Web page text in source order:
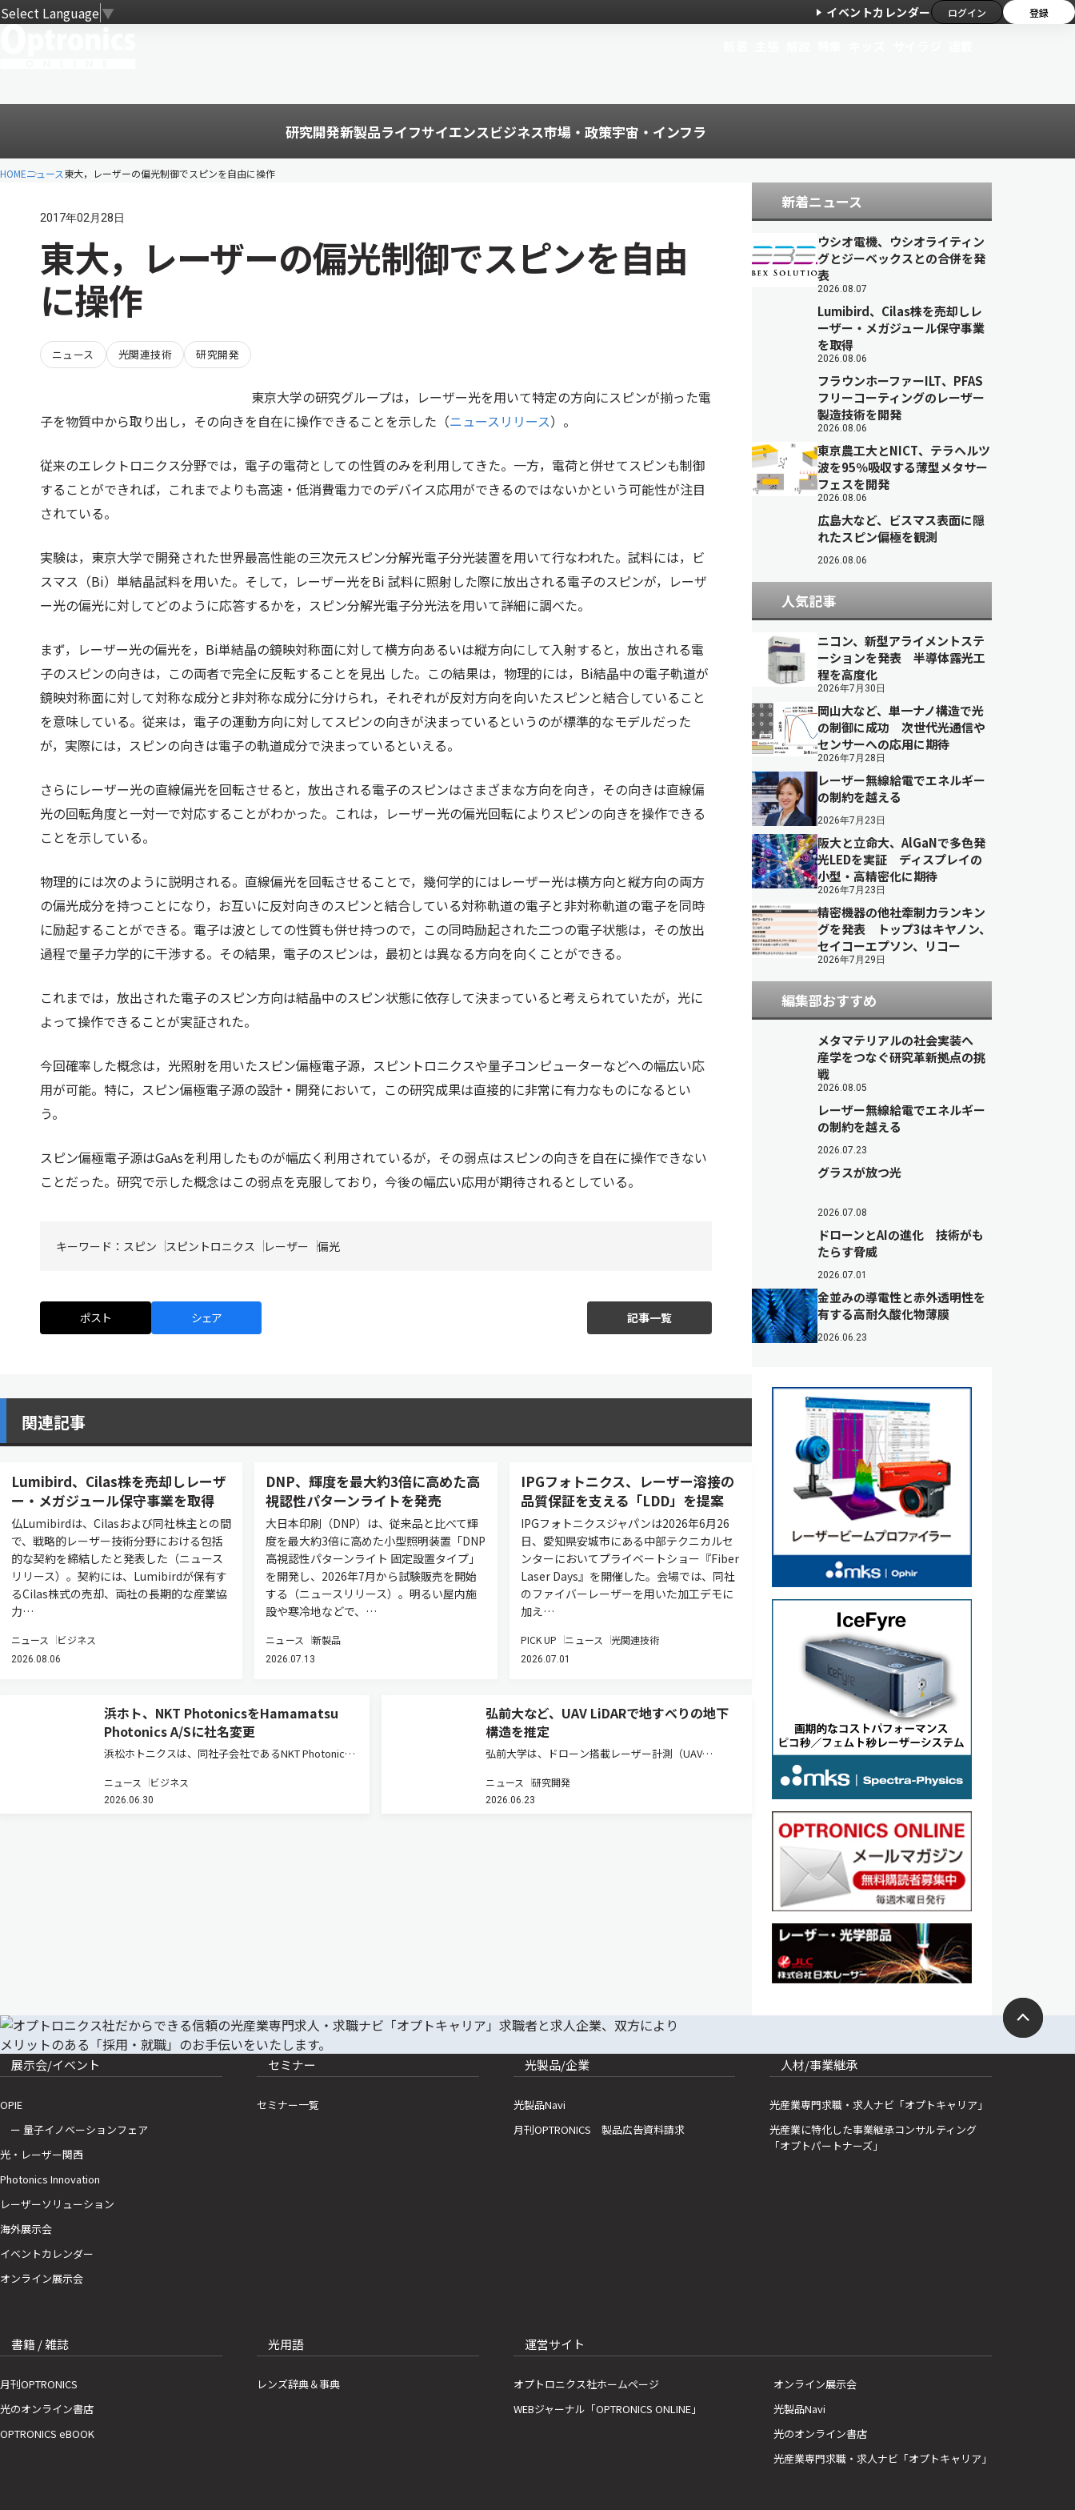
Select Language▼ イベントカレンダー ログイン 登録
研究開発新製品ライフサイエンスビジネス市場・政策宇宙・インフラ
HOMEニュース東大，レーザーの偏光制御でスピンを自由に操作
2017年02月28日
東大，レーザーの偏光制御でスピンを自由
に操作
ニュース 光関連技術 研究開発
東京大学の研究グループは，レーザー光を用いて特定の方向にスピンが揃った電
子を物質中から取り出し，その向きを自在に操作できることを示した（ニュースリリース）。
従来のエレクトロニクス分野では，電子の電荷としての性質のみを利用してきた。一方，電荷と併せてスピンも制御
することができれば，これまでよりも高速・低消費電力でのデバイス応用ができるのではないかという可能性が注目
されている。
実験は，東京大学で開発された世界最高性能の三次元スピン分解光電子分光装置を用いて行なわれた。試料には，ビ
スマス（Bi）単結晶試料を用いた。そして，レーザー光をBi 試料に照射した際に放出される電子のスピンが，レーザ
ー光の偏光に対してどのように応答するかを，スピン分解光電子分光法を用いて詳細に調べた。
まず，レーザー光の偏光を，Bi単結晶の鏡映対称面に対して横方向あるいは縦方向にして入射すると，放出される電
子のスピンの向きは，この両者で完全に反転することを見出 した。この結果は，物理的には，Bi結晶中の電子軌道が
鏡映対称面に対して対称な成分と非対称な成分に分けられ，それぞれが反対方向を向いたスピンと結合していること
を意味している。従来は，電子の運動方向に対してスピンの向きが決まっているというのが標準的なモデルだった
が，実際には，スピンの向きは電子の軌道成分で決まっているといえる。
さらにレーザー光の直線偏光を回転させると，放出される電子のスピンはさまざまな方向を向き，その向きは直線偏
光の回転角度と一対一で対応することがわかった。これは，レーザー光の偏光回転によりスピンの向きを操作できる
ことを示している。
物理的には次のように説明される。直線偏光を回転させることで，幾何学的にはレーザー光は横方向と縦方向の両方
の偏光成分を持つことになり，お互いに反対向きのスピンと結合している対称軌道の電子と非対称軌道の電子を同時
に励起することができる。電子は波としての性質も併せ持つので，この同時励起された二つの電子状態は，その放出
過程で量子力学的に干渉する。その結果，電子のスピンは，最初とは異なる方向を向くことができる。
これまでは，放出された電子のスピン方向は結晶中のスピン状態に依存して決まっていると考えられていたが，光に
よって操作できることが実証された。
今回確率した概念は，光照射を用いたスピン偏極電子源，スピントロニクスや量子コンピューターなどへの幅広い応
用が可能。特に，スピン偏極電子源の設計・開発において，この研究成果は直接的に非常に有力なものになるとい
う。
スピン偏極電子源はGaAsを利用したものが幅広く利用されているが，その弱点はスピンの向きを自在に操作できない
ことだった。研究で示した概念はこの弱点を克服しており，今後の幅広い応用が期待されるとしている。
キーワード： スピン スピントロニクス レーザー 偏光
ポスト シェア 記事一覧
関連記事
Lumibird、Cilas株を売却しレーザ
ー・メガジュール保守事業を取得
仏Lumibirdは、Cilasおよび同社株主との間
で、戦略的レーザー技術分野における包括
的な契約を締結したと発表した（ニュース
リリース）。契約には、Lumibirdが保有す
るCilas株式の売却、両社の長期的な産業協
力…
ニュース ビジネス
2026.08.06
DNP、輝度を最大約3倍に高めた高
視認性パターンライトを発売
大日本印刷（DNP）は、従来品と比べて輝
度を最大約3倍に高めた小型照明装置「DNP
高視認性パターンライト 固定設置タイプ」
を開発し、2026年7月から試験販売を開始
する（ニュースリリース）。明るい屋内施
設や寒冷地などで、…
ニュース 新製品
2026.07.13
IPGフォトニクス、レーザー溶接の
品質保証を支える「LDD」を提案
IPGフォトニクスジャパンは2026年6月26
日、愛知県安城市にある中部テクニカルセ
ンターにおいてプライベートショー『Fiber
Laser Days』を開催した。会場では、同社
のファイバーレーザーを用いた加工デモに
加え…
PICK UP ニュース 光関連技術
2026.07.01
浜ホト、NKT PhotonicsをHamamatsu
Photonics A/Sに社名変更
浜松ホトニクスは、同社子会社であるNKT Photonics
Photonics A/Sに変更し、浜松ホトニクスグループに
おけるレーザ＆ファイバ事業ユニットとし…
ニュース ビジネス
2026.06.30
弘前大など、UAV LiDARで地すべりの地下
構造を推定
弘前大学は、ドローン搭載レーザー計測（UAV
下にある「すべり面」の形状を推定する新たな技術を
開発したと発表した（ニュースリリース）。 図 ドロ
ニュース 研究開発
2026.06.23
新着ニュース
ウシオ電機、ウシオライティン
グとジーベックスとの合併を発
表
2026.08.07
Lumibird、Cilas株を売却しレ
ーザー・メガジュール保守事業
を取得
2026.08.06
フラウンホーファーILT、PFAS
フリーコーティングのレーザー
製造技術を開発
2026.08.06
東京農工大とNICT、テラヘルツ
波を95％吸収する薄型メタサー
フェスを開発
2026.08.06
広島大など、ビスマス表面に隠
れたスピン偏極を観測
2026.08.06
人気記事
ニコン、新型アライメントステ
ーションを発表 半導体露光工
程を高度化
2026年7月30日
岡山大など、単一ナノ構造で光
の制御に成功 次世代光通信や
センサーへの応用に期待
2026年7月28日
レーザー無線給電でエネルギー
の制約を越える
2026年7月23日
阪大と立命大、AlGaNで多色発
光LEDを実証 ディスプレイの
小型・高精密化に期待
2026年7月23日
精密機器の他社牽制力ランキン
グを発表 トップ3はキヤノン、
セイコーエプソン、リコー
2026年7月29日
編集部おすすめ
メタマテリアルの社会実装へ
産学をつなぐ研究革新拠点の挑
戦
2026.08.05
レーザー無線給電でエネルギー
の制約を越える
2026.07.23
グラスが放つ光
2026.07.08
ドローンとAIの進化 技術がも
たらす脅威
2026.07.01
金並みの導電性と赤外透明性を
有する高耐久酸化物薄膜
2026.06.23
展示会/イベント
OPIE
ー 量子イノベーションフェア
光・レーザー関西
Photonics Innovation
レーザーソリューション
海外展示会
イベントカレンダー
オンライン展示会
セミナー
セミナー一覧
光製品/企業
光製品Navi
月刊OPTRONICS 製品広告資料請求
人材/事業継承
光産業専門求職・求人ナビ「オプトキャリア」
光産業に特化した事業継承コンサルティング
「オプトパートナーズ」
書籍 / 雑誌
月刊OPTRONICS
光のオンライン書店
OPTRONICS eBOOK
光用語
レンズ辞典＆事典
運営サイト
オプトロニクス社ホームページ
WEBジャーナル「OPTRONICS ONLINE」
オンライン展示会
光製品Navi
光のオンライン書店
光産業専門求職・求人ナビ「オプトキャリア」